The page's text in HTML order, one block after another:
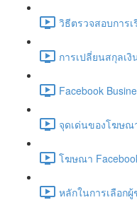
วิธีตรวจสอบการเ
การเปลี่ยนสกุลเ
Facebook
จุดเด่นของโฆษณ
โฆษณา
หลักในการเลือก